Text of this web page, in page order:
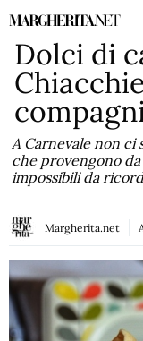
Vai
contenuto
Dolci di
A Carnevale non ci
che provengono
impossibili da
Margherita.net